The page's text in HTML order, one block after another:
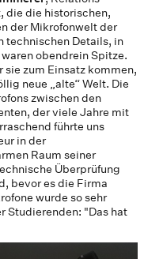
die die historischen,
der Mikrofonwelt der
technischen Details, in
obendrein Spitze.
sie zum Einsatz kommen,
neue „alte“ Welt. Die
zwischen den
der viele Jahre mit
führte uns
in der
Raum seiner
Überprüfung
bevor es die Firma
wurde so sehr
Studierenden: "Das hat